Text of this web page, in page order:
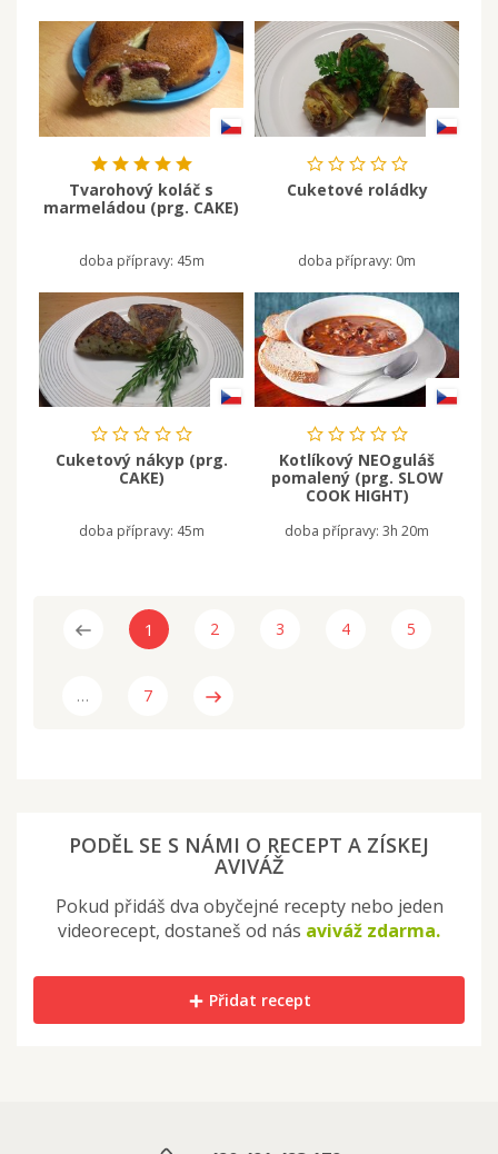
Tvarohový koláč s
marmeládou (prg. CAKE)
doba přípravy: 45m
Cuketové roládky
doba přípravy: 0m
Cuketový nákyp (prg.
CAKE)
doba přípravy: 45m
Kotlíkový NEOguláš
pomalený (prg. SLOW
COOK HIGHT)
doba přípravy: 3h 20m
1 2 3 4 5
… 7
PODĚL SE S NÁMI O RECEPT A ZÍSKEJ
AVIVÁŽ
Pokud přidáš dva obyčejné recepty nebo jeden
videorecept, dostaneš od nás aviváž zdarma.
Přidat recept